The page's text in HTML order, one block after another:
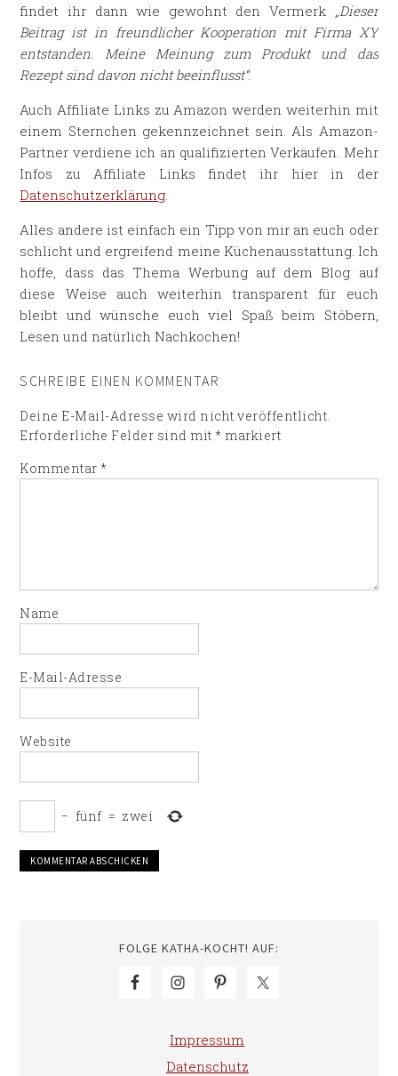
findet ihr dann wie gewohnt den Vermerk „Dieser
Beitrag ist in freundlicher Kooperation mit Firma XY
entstanden. Meine Meinung zum Produkt und das
Rezept sind davon nicht beeinflusst“.
Auch Affiliate Links zu Amazon werden weiterhin mit
einem Sternchen gekennzeichnet sein. Als Amazon-
Partner verdiene ich an qualifizierten Verkäufen. Mehr
Infos zu Affiliate Links findet ihr hier in der
Datenschutzerklärung.
Alles andere ist einfach ein Tipp von mir an euch oder
schlicht und ergreifend meine Küchenausstattung. Ich
hoffe, dass das Thema Werbung auf dem Blog auf
diese Weise auch weiterhin transparent für euch
bleibt und wünsche euch viel Spaß beim Stöbern,
Lesen und natürlich Nachkochen!
SCHREIBE EINEN KOMMENTAR
Deine E-Mail-Adresse wird nicht veröffentlicht.
Erforderliche Felder sind mit* markiert
Kommentar*
Name
E-Mail-Adresse
Website
− fünf = zwei
FOLGE KATHA-KOCHT! AUF:
Impressum
Datenschutz